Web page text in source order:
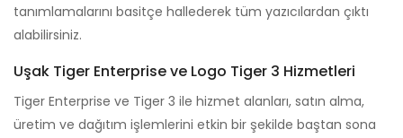
tanımlamalarını basitçe hallederek tüm yazıcılardan çıktı
alabilirsiniz.
Uşak Tiger Enterprise ve Logo Tiger 3 Hizmetleri
Tiger Enterprise ve Tiger 3 ile hizmet alanları, satın alma,
üretim ve dağıtım işlemlerini etkin bir şekilde baştan sona